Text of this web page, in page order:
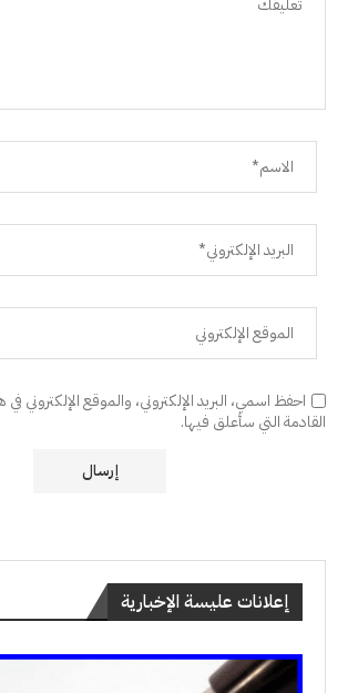
احفظ اسمي، البريد الإلكتروني، والموقع الإلكتروني
القادمة التي سأعلق فيها.
إعلانات عليسة الإخبارية